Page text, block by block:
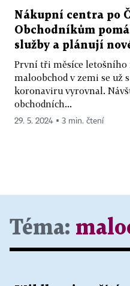
Nákupní centra po
Obchodníkům
služby a plánují
První tři měsíce letošního
maloobchod v zemi se už
koronaviru vyrovnal.
obchodních...
29. 5. 2024 ▪ 3 min. čtení
Téma: